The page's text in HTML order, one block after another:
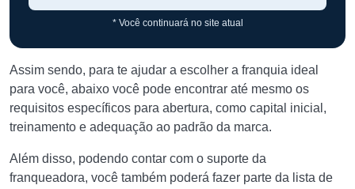
* Você continuará no site atual
Assim sendo, para te ajudar a escolher a franquia ideal
para você, abaixo você pode encontrar até mesmo os
requisitos específicos para abertura, como capital inicial,
treinamento e adequação ao padrão da marca.
Além disso, podendo contar com o suporte da
franqueadora, você também poderá fazer parte da lista de